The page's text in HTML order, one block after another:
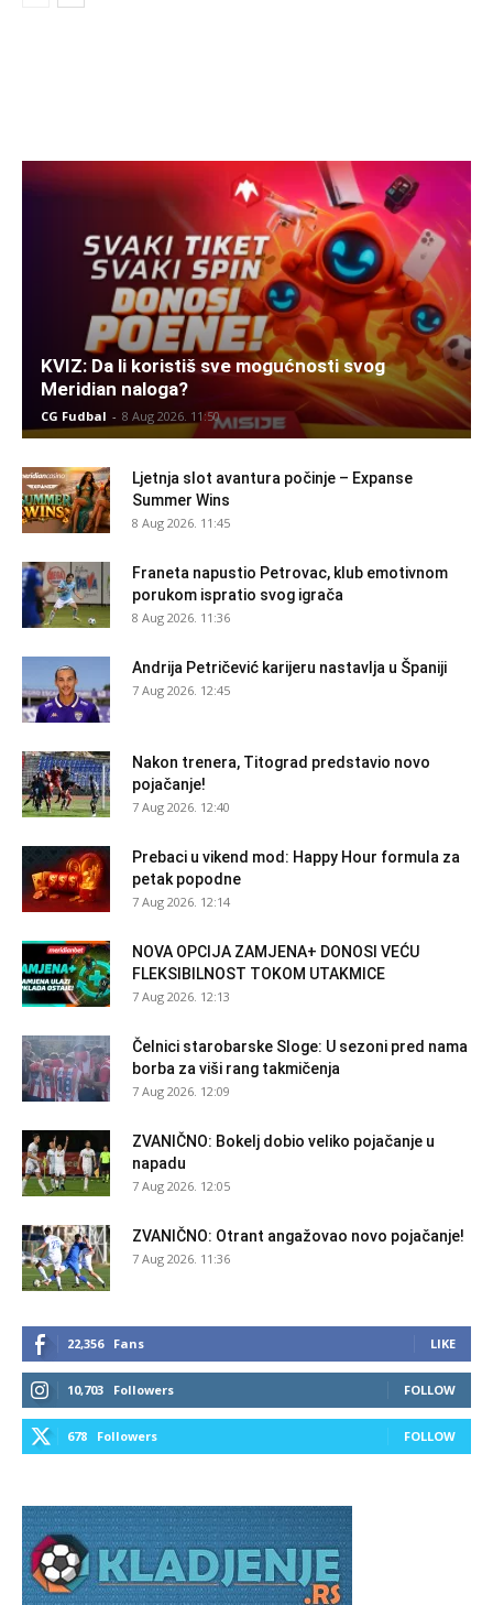
KVIZ: Da li koristiš sve mogućnosti svog
Meridian naloga?
CG Fudbal - 8 Aug 2026. 11:50
Ljetnja slot avantura počinje – Expanse
Summer Wins
8 Aug 2026. 11:45
Franeta napustio Petrovac, klub emotivnom
porukom ispratio svog igrača
8 Aug 2026. 11:36
Andrija Petričević karijeru nastavlja u Španiji
7 Aug 2026. 12:45
Nakon trenera, Titograd predstavio novo
pojačanje!
7 Aug 2026. 12:40
Prebaci u vikend mod: Happy Hour formula za
petak popodne
7 Aug 2026. 12:14
NOVA OPCIJA ZAMJENA+ DONOSI VEĆU
FLEKSIBILNOST TOKOM UTAKMICE
7 Aug 2026. 12:13
Čelnici starobarske Sloge: U sezoni pred nama
borba za viši rang takmičenja
7 Aug 2026. 12:09
ZVANIČNO: Bokelj dobio veliko pojačanje u
napadu
7 Aug 2026. 12:05
ZVANIČNO: Otrant angažovao novo pojačanje!
7 Aug 2026. 11:36
22,356 Fans LIKE
10,703 Followers FOLLOW
678 Followers FOLLOW